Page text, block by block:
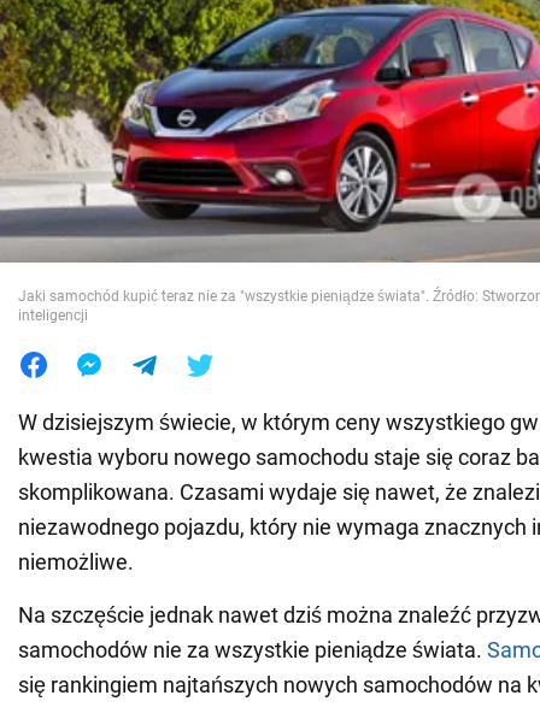
Społeczeństwo
Wojna na Ukrainie
Świat
Jedzenie
Jaki samochód kupić teraz nie za "wszystkie pieniądze świata". Źródło:
inteligencji
W dzisiejszym świecie, w którym ceny wszystkiego
kwestia wyboru nowego samochodu staje się coraz
skomplikowana. Czasami wydaje się nawet, że
niezawodnego pojazdu, który nie wymaga znacznych
niemożliwe.
Na szczęście jednak nawet dziś można znaleźć
samochodów nie za wszystkie pieniądze świata.
się rankingiem najtańszych nowych samochodów na